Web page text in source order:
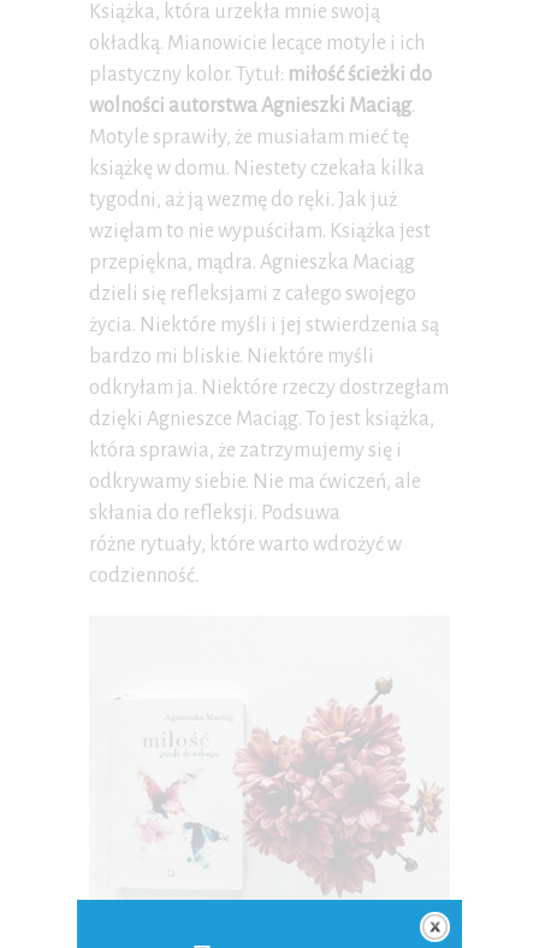
Książka, która urzekła mnie swoją
okładką. Mianowicie lecące motyle i ich
plastyczny kolor. Tytuł: miłość ścieżki do
wolności autorstwa Agnieszki Maciąg.
Motyle sprawiły, że musiałam mieć tę
książkę w domu. Niestety czekała kilka
tygodni, aż ją wezmę do ręki. Jak już
wzięłam to nie wypuściłam. Książka jest
przepiękna, mądra. Agnieszka Maciąg
dzieli się refleksjami z całego swojego
życia. Niektóre myśli i jej stwierdzenia są
bardzo mi bliskie. Niektóre myśli
odkryłam ja. Niektóre rzeczy dostrzegłam
dzięki Agnieszce Maciąg. To jest książka,
która sprawia, że zatrzymujemy się i
odkrywamy siebie. Nie ma ćwiczeń, ale
skłania do refleksji. Podsuwa
różne rytuały, które warto wdrożyć w
codzienność.